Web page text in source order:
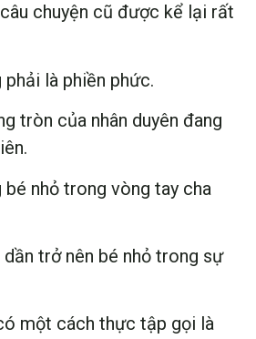
chuyện cũ được kể lại rất
là phiền phức.
tròn của nhân duyên đang
nhỏ trong vòng tay cha
trở nên bé nhỏ trong sự
một cách thực tập gọi là